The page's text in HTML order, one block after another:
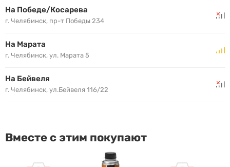
На Победе/Косарева
г. Челябинск, пр-т Победы 234
На Марата
г. Челябинск, ул. Марата 5
На Бейвеля
г. Челябинск, ул.Бейвеля 116/22
Вместе с этим покупают